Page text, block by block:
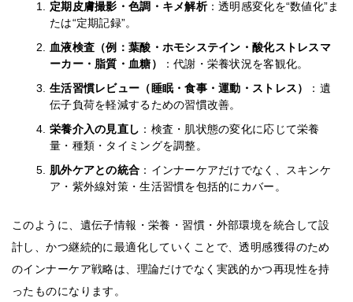
定期皮膚撮影・色調・キメ解析：透明感変化を“数値化”ま
たは“定期記録”。
血液検査（例：葉酸・ホモシステイン・酸化ストレスマ
ーカー・脂質・血糖）
：代謝・栄養状況を客観化。
生活習慣レビュー（睡眠・食事・運動・ストレス）
：遺
伝子負荷を軽減するための習慣改善。
栄養介入の見直し ：検査・肌状態の変化に応じて栄養
量・種類・タイミングを調整。
肌外ケアとの統合 ：インナーケアだけでなく、スキンケ
ア・紫外線対策・生活習慣を包括的にカバー。
このように、遺伝子情報・栄養・習慣・外部環境を統合して設
計し、かつ継続的に最適化していくことで、透明感獲得のため
のインナーケア戦略は、理論だけでなく実践的かつ再現性を持
ったものになります。